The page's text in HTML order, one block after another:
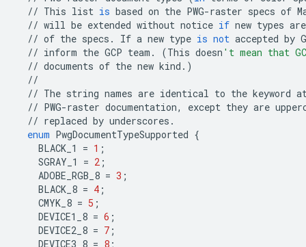
// This list is based on the PWG-raster specs of
// will be extended without notice if new types are
// of the specs . If a new type is not accepted by
// inform the GCP team . (This doesn 't mean that
// documents of the new kind . )
//
// The string names are identical to the keyword
// PWG-raster documentation, except they are
// replaced by underscores .
enum PwgDocumentTypeSupported {
BLACK_1
= 1 ;
SGRAY_1
= 2 ;
ADOBE_RGB_8 = 3 ;
BLACK_8 = 4 ;
CMYK_8 = 5 ;
DEVICE1_8 = 6 ;
DEVICE2_8 = 7 ;
DEVICE3_8 = 8 ;